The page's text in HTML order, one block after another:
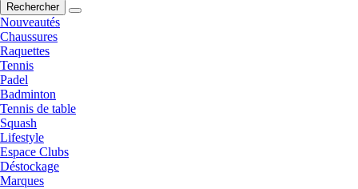
Rechercher
Nouveautés
Chaussures
Raquettes
Tennis
Padel
Badminton
Tennis de table
Squash
Lifestyle
Espace Clubs
Déstockage
Marques